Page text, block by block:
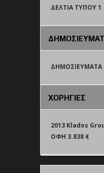
ΔΕΛΤΙΑ ΤΥΠΟΥ 1
ΔΗΜΟΣΙΕΥΜΑΤΑ
ΧΟΡΗΓΙΕΣ
2013 Klados
ΟΦΗ 3.838 €